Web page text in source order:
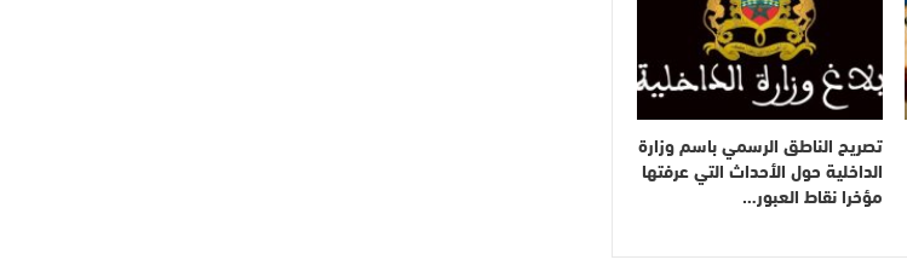
تصريح الناطق الرسمي باسم وزارة
الداخلية حول الأحداث التي عرفتها
مؤخرا نقاط العبور…